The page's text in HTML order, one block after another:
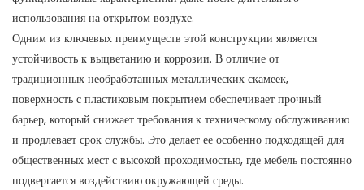
использования на открытом воздухе.
Одним из ключевых преимуществ этой конструкции является
устойчивость к выцветанию и коррозии. В отличие от
традиционных необработанных металлических скамеек,
поверхность с пластиковым покрытием обеспечивает прочный
барьер, который снижает требования к техническому обслуживанию
и продлевает срок службы. Это делает ее особенно подходящей для
общественных мест с высокой проходимостью, где мебель постоянно
подвергается воздействию окружающей среды.